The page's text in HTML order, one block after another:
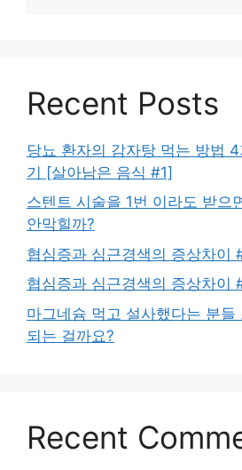
Recent Posts
당뇨 환자의 감자탕 먹는 방법
기 [살아남은 음식 #1]
스텐트 시술을 1번 이라도 받으
안막힐까?
협심증과 심근경색의 증상차이
협심증과 심근경색의 증상차이
마그네슘 먹고 설사했다는 분들
되는 걸까요?
Recent